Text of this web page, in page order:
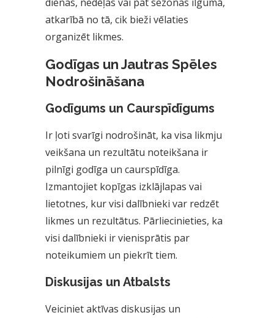
dienas, nedēļas vai pat sezonas ilgumā,
atkarībā no tā, cik bieži vēlaties
organizēt likmes.
Godīgas un Jautras Spēles
Nodrošināšana
Godīgums un Caurspīdīgums
Ir ļoti svarīgi nodrošināt, ka visa likmju
veikšana un rezultātu noteikšana ir
pilnīgi godīga un caurspīdīga.
Izmantojiet kopīgas izklājlapas vai
lietotnes, kur visi dalībnieki var redzēt
likmes un rezultātus. Pārliecinieties, ka
visi dalībnieki ir vienisprātis par
noteikumiem un piekrīt tiem.
Diskusijas un Atbalsts
Veiciniet aktīvas diskusijas un